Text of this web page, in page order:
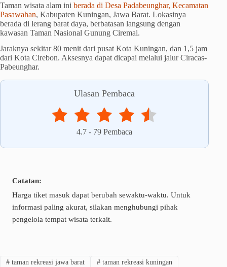
Taman wisata alam ini berada di Desa Padabeunghar, Kecamatan
Pasawahan, Kabupaten Kuningan, Jawa Barat. Lokasinya
berada di lerang barat daya, berbatasan langsung dengan
kawasan Taman Nasional Gunung Ciremai.
Jaraknya sekitar 80 menit dari pusat Kota Kuningan, dan 1,5 jam
dari Kota Cirebon. Aksesnya dapat dicapai melalui jalur Ciracas-
Pabeunghar.
Ulasan Pembaca
4.7 - 79 Pembaca
Catatan:
Harga tiket masuk dapat berubah sewaktu-waktu. Untuk
informasi paling akurat, silakan menghubungi pihak
pengelola tempat wisata terkait.
#taman rekreasi jawa barat #taman rekreasi kuningan